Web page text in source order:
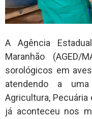
A Agência
Maranhão (AGED/
sorológicos em
atendendo a
Agricultura,
já aconteceu nos